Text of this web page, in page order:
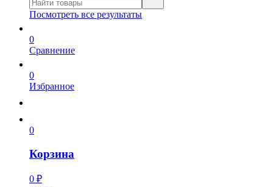
Посмотреть все результаты
0
Сравнение
0
Избранное
0
Корзина
0 ₽